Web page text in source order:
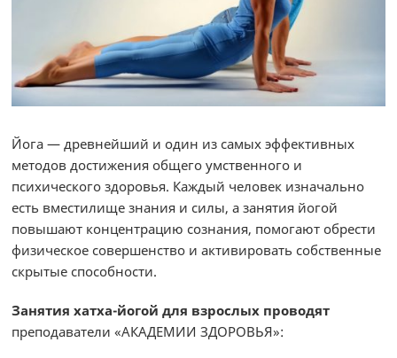
Йога — древнейший и один из самых эффективных
методов достижения общего умственного и
психического здоровья. Каждый человек изначально
есть вместилище знания и силы, а занятия йогой
повышают концентрацию сознания, помогают обрести
физическое совершенство и активировать собственные
скрытые способности.
Занятия хатха-йогой для взрослых проводят
преподаватели «АКАДЕМИИ ЗДОРОВЬЯ»: